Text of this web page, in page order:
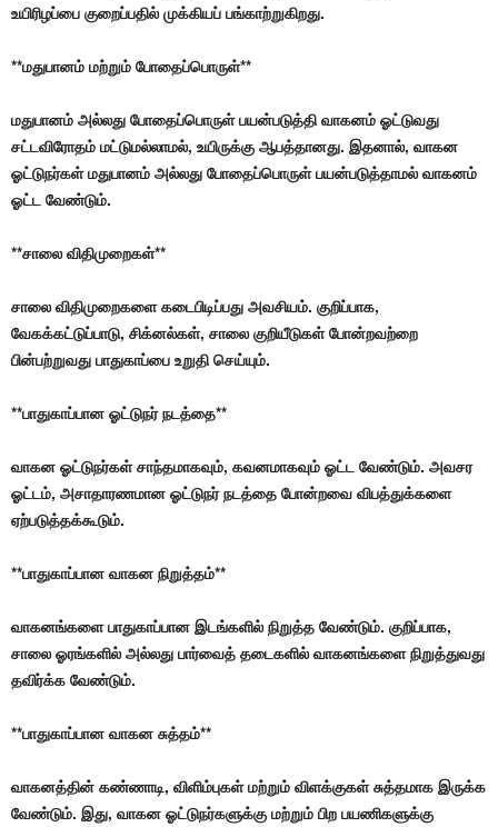
உயிரிழப்பை குறைப்பதில் முக்கியப் பங்காற்றுகிறது.
**மதுபானம் மற்றும் போதைப்பொருள்**
மதுபானம் அல்லது போதைப்பொருள் பயன்படுத்தி வாகனம் ஓட்டுவது
சட்டவிரோதம் மட்டுமல்லாமல், உயிருக்கு ஆபத்தானது. இதனால், வாகன
ஓட்டுநர்கள் மதுபானம் அல்லது போதைப்பொருள் பயன்படுத்தாமல் வாகனம்
ஓட்ட வேண்டும்.
**சாலை விதிமுறைகள்**
சாலை விதிமுறைகளை கடைபிடிப்பது அவசியம். குறிப்பாக,
வேகக்கட்டுப்பாடு, சிக்னல்கள், சாலை குறியீடுகள் போன்றவற்றை
பின்பற்றுவது பாதுகாப்பை உறுதி செய்யும்.
**பாதுகாப்பான ஓட்டுநர் நடத்தை**
வாகன ஓட்டுநர்கள் சாந்தமாகவும், கவனமாகவும் ஓட்ட வேண்டும். அவசர
ஓட்டம், அசாதாரணமான ஓட்டுநர் நடத்தை போன்றவை விபத்துக்களை
ஏற்படுத்தக்கூடும்.
**பாதுகாப்பான வாகன நிறுத்தம்**
வாகனங்களை பாதுகாப்பான இடங்களில் நிறுத்த வேண்டும். குறிப்பாக,
சாலை ஓரங்களில் அல்லது பார்வைத் தடைகளில் வாகனங்களை நிறுத்துவது
தவிர்க்க வேண்டும்.
**பாதுகாப்பான வாகன சுத்தம்**
வாகனத்தின் கண்ணாடி, விளிம்புகள் மற்றும் விளக்குகள் சுத்தமாக இருக்க
வேண்டும். இது, வாகன ஓட்டுநர்களுக்கு மற்றும் பிற பயணிகளுக்கு